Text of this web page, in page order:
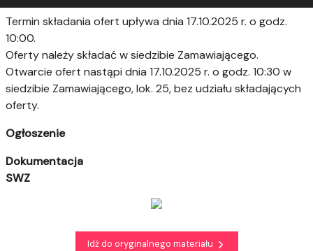
Termin składania ofert upływa dnia 17.10.2025 r. o godz.
10:00.
Oferty należy składać w siedzibie Zamawiającego.
Otwarcie ofert nastąpi dnia 17.10.2025 r. o godz. 10:30 w
siedzibie Zamawiającego, lok. 25, bez udziału składających
oferty.
Ogłoszenie
Dokumentacja
SWZ
Idź do oryginalnego materiału